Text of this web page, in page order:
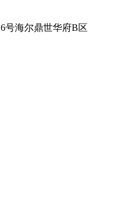
号海尔鼎世华府B区